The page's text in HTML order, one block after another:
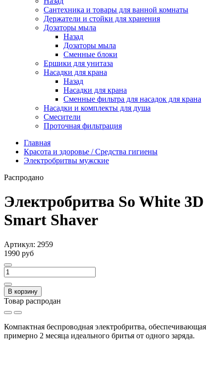
Сантехника и товары для ванной комнаты
Держатели и стойки для хранения
Дозаторы мыла
Назад
Дозаторы мыла
Сменные блоки
Ершики для унитаза
Насадки для крана
Назад
Насадки для крана
Сменные фильтра для насадок для крана
Насадки и комплекты для душа
Смесители
Проточная фильтрация
Главная
Красота и здоровье / Средства гигиены
Электробритвы мужские
Распродано
Электробритва So White 3D
Smart Shaver
Артикул: 2959
1990 руб
В корзину
Товар распродан
Компактная беспроводная электробритва, обеспечивающая
примерно 2 месяца идеального бритья от одного заряда.